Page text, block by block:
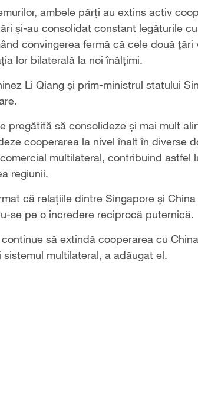
ambele părți au extins activ
și-au consolidat constant legăturile
convingerea fermă că cele două
lor bilaterală la noi înălțimi.
Li Qiang și prim-ministrul statului
pregătită să consolideze și mai mult
cooperarea la nivel înalt în diverse
multilateral, contribuind astfel
regiunii.
că relațiile dintre Singapore și
se pe o încredere reciprocă puternică.
să extindă cooperarea cu
multilateral, a adăugat el.